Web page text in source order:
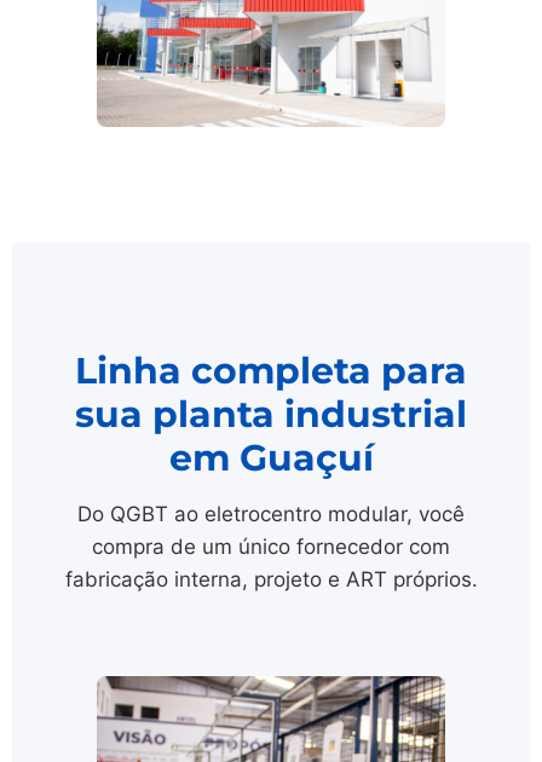
Linha completa para
sua planta industrial
em Guaçuí
Do QGBT ao eletrocentro modular, você
compra de um único fornecedor com
fabricação interna, projeto e ART próprios.